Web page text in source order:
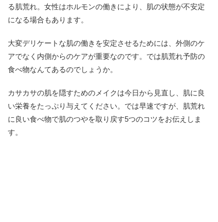
る肌荒れ。女性はホルモンの働きにより、肌の状態が不安定
になる場合もあります。
大変デリケートな肌の働きを安定させるためには、外側のケ
アでなく内側からのケアが重要なのです。では肌荒れ予防の
食べ物なんてあるのでしょうか。
カサカサの肌を隠すためのメイクは今日から見直し、肌に良
い栄養をたっぷり与えてください。では早速ですが、肌荒れ
に良い食べ物で肌のつやを取り戻す5つのコツをお伝えしま
す。